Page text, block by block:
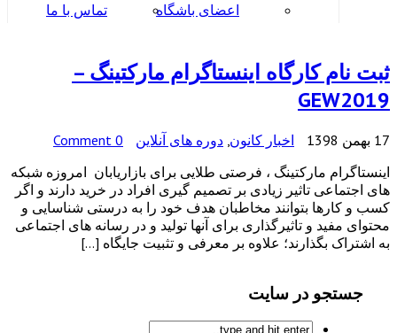
اعضای باشگاه
تماس با ما
ثبت نام کارگاه اینستاگرام مارکتینگ –
GEW2019
17 بهمن 1398 اخبار کانون دوره های آنلاین
0 Comment
اینستاگرام مارکتینگ ، فرصتی طلایی برای بازاریابان امروزه شبکه
های اجتماعی تاثیر زیادی بر تصمیم گیری افراد در خرید دارند و اگر
کسب و کارها بتوانند مخاطبان هدف خود را به درستی شناسایی و
محتوای مفید و تاثیرگذاری برای آنها تولید و در رسانه های اجتماعی
به اشتراک بگذارند؛ علاوه بر معرفی و تثبیت جایگاه […]
جستجو در سایت